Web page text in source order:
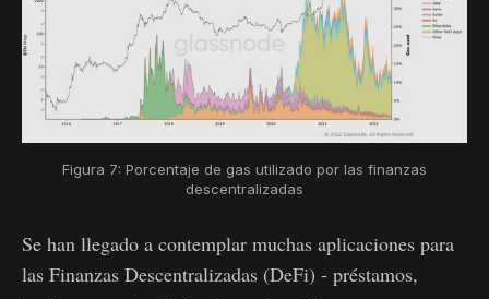
Figura 7: Porcentaje de gas utilizado por las finanzas
descentralizadas
Se han llegado a contemplar muchas aplicaciones para
las Finanzas Descentralizadas (DeFi) - préstamos,